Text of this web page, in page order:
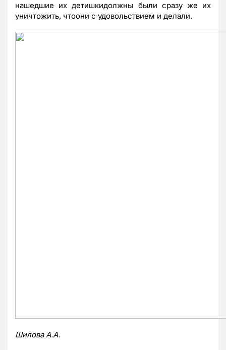
нашедшие их детишкидолжны были сразу же их
уничтожить, чтоони с удовольствием и делали.
Шилова А.А.